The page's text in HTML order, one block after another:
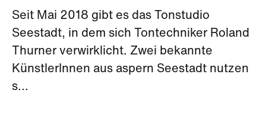
Seit Mai 2018 gibt es das Tonstudio
Seestadt, in dem sich Tontechniker Roland
Thurner verwirklicht. Zwei bekannte
KünstlerInnen aus aspern Seestadt nutzen
s...